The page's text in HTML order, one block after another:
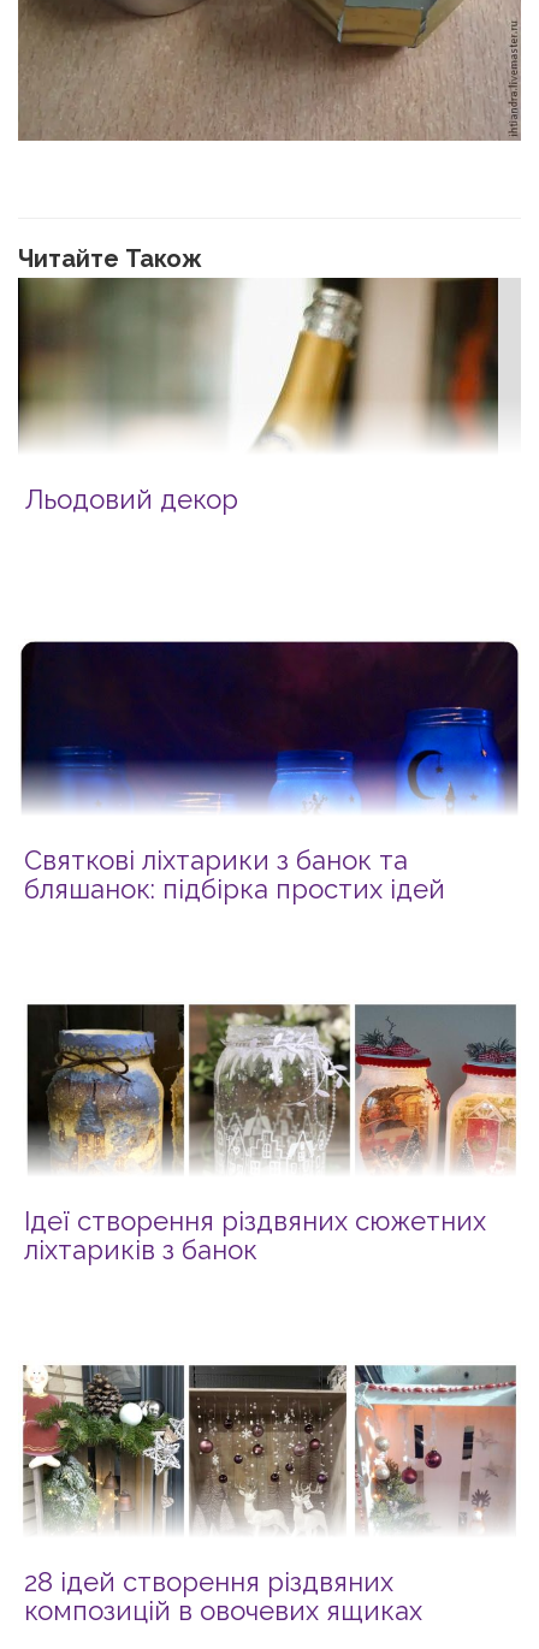
Читайте Також
Льодовий декор
Святкові ліхтарики з банок та
бляшанок: підбірка простих ідей
Ідеї створення різдвяних сюжетних
ліхтариків з банок
28 ідей створення різдвяних
композицій в овочевих ящиках